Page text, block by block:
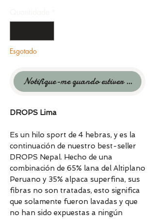
Esgotado
Notifique-me quando estiver disponível
DROPS Lima
Es un hilo sport de 4 hebras, y es la
continuación de nuestro best-seller
DROPS Nepal. Hecho de una
combinación de 65% lana del Altiplano
Peruano y 35% alpaca superfina, sus
fibras no son tratadas, esto significa
que solamente fueron lavadas y que
no han sido expuestas a ningún